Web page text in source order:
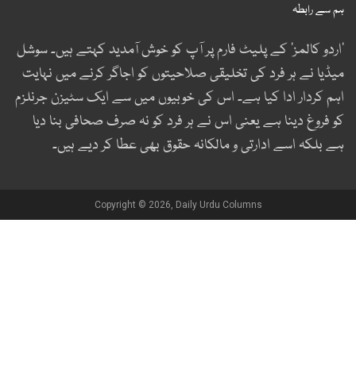
سے رابطہ
کالمز‘ کے پلیٹ فارم پر آپ کو خوش آمدید کہتے ہیں۔ سوشل
نے ہر فرد کی تخلیقی صلاحیتوں کو اجاگر کرنے میں نہایت
کردار ادا کیا ہے۔ اس کی خوبیوں میں سے ایک سٹیزن جرنلزم
فروغ دینا ہے یعنی اس نے ہر فرد کو نہ صرف صحافی بنا دیا
بلکہ اسے ادارتی و مالکانہ حقوق بھی عطا کر دیے ہیں۔
Copyright © 2026, Daily Urdu Columns